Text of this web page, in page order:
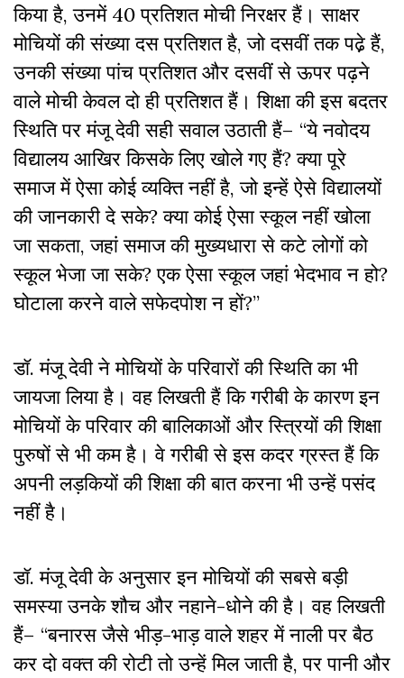
किया है, उनमें 40 प्रतिशत मोची निरक्षर हैं। साक्षर
मोचियों की संख्या दस प्रतिशत है, जो दसवीं तक पढे़ हैं,
उनकी संख्या पांच प्रतिशत और दसवीं से ऊपर पढ़ने
वाले मोची केवल दो ही प्रतिशत हैं। शिक्षा की इस बदतर
स्थिति पर मंजू देवी सही सवाल उठाती हैं– “ये नवोदय
विद्यालय आखिर किसके लिए खोले गए हैं? क्या पूरे
समाज में ऐसा कोई व्यक्ति नहीं है, जो इन्हें ऐसे विद्यालयों
की जानकारी दे सके? क्या कोई ऐसा स्कूल नहीं खोला
जा सकता, जहां समाज की मुख्यधारा से कटे लोगों को
स्कूल भेजा जा सके? एक ऐसा स्कूल जहां भेदभाव न हो?
घोटाला करने वाले सफेदपोश न हों?”
डॉ. मंजू देवी ने मोचियों के परिवारों की स्थिति का भी
जायजा लिया है। वह लिखती हैं कि गरीबी के कारण इन
मोचियों के परिवार की बालिकाओं और स्त्रियों की शिक्षा
पुरुषों से भी कम है। वे गरीबी से इस कदर ग्रस्त हैं कि
अपनी लड़कियों की शिक्षा की बात करना भी उन्हें पसंद
नहीं है।
डॉ. मंजू देवी के अनुसार इन मोचियों की सबसे बड़ी
समस्या उनके शौच और नहाने-धोने की है। वह लिखती
हैं– “बनारस जैसे भीड़-भाड़ वाले शहर में नाली पर बैठ
कर दो वक्त की रोटी तो उन्हें मिल जाती है, पर पानी और